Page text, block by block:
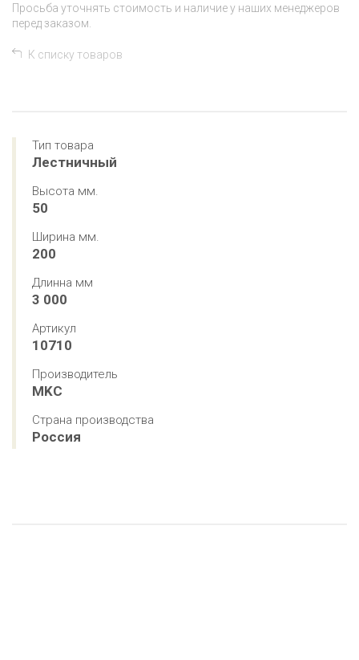
Просьба уточнять стоимость и наличие у наших менеджеров
перед заказом.
К списку товаров
Тип товара
Лестничный
Высота мм.
50
Ширина мм.
200
Длинна мм
3 000
Артикул
10710
Производитель
MKC
Страна производства
Россия